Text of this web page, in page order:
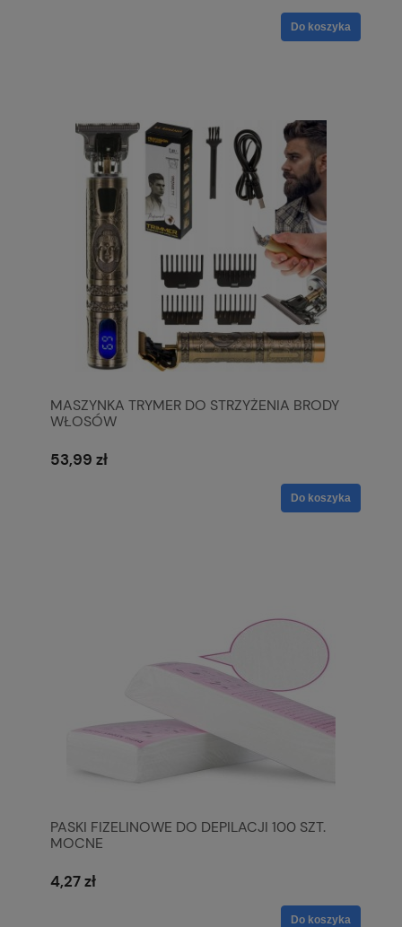
Do koszyka
MASZYNKA TRYMER DO STRZYŻENIA BRODY
WŁOSÓW
53,99 zł
Do koszyka
PASKI FIZELINOWE DO DEPILACJI 100 SZT.
MOCNE
4,27 zł
Do koszyka